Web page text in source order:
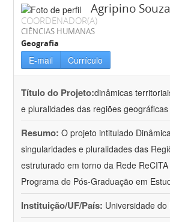
Agripino
COORDENADOR(A)
CIÊNCIAS HUMANAS
Geografia
E-mail Currículo
Título do Projeto:dinâmicas
e pluralidades das regiões
Resumo: O projeto intitulado
singularidades e pluralidades das
estruturado em torno da Rede
Programa de Pós-Graduação em
Instituição/UF/País: Universidade